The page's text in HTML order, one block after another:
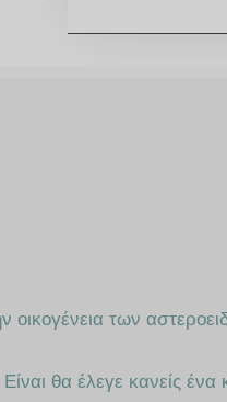
οικογένεια των
θα έλεγε κανείς